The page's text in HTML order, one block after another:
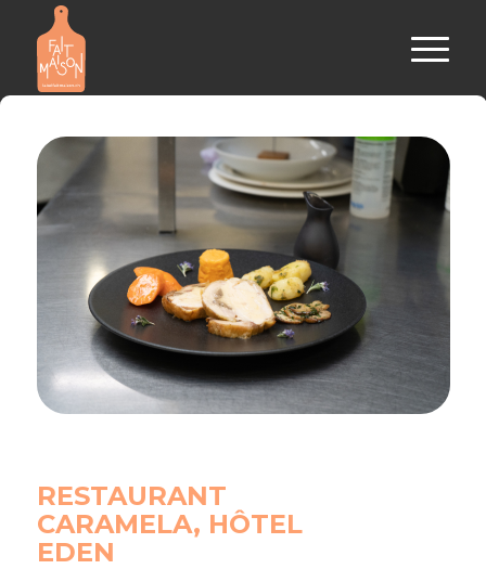
RESTAURANT
CARAMELA, HÔTEL
EDEN